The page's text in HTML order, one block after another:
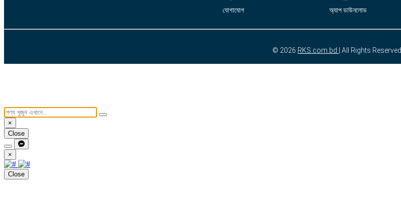
যোগাযোগ
অ্যাপ ডাউনলোড
© 2026 RKS.com.bd | All Rights Reserved.
×
Close
×
Close